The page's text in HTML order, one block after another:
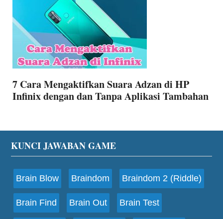
7 Cara Mengaktifkan Suara Adzan di HP
Infinix dengan dan Tanpa Aplikasi Tambahan
Footer
KUNCI JAWABAN GAME
Brain Blow Braindom Braindom 2 (Riddle)
Brain Find Brain Out Brain Test